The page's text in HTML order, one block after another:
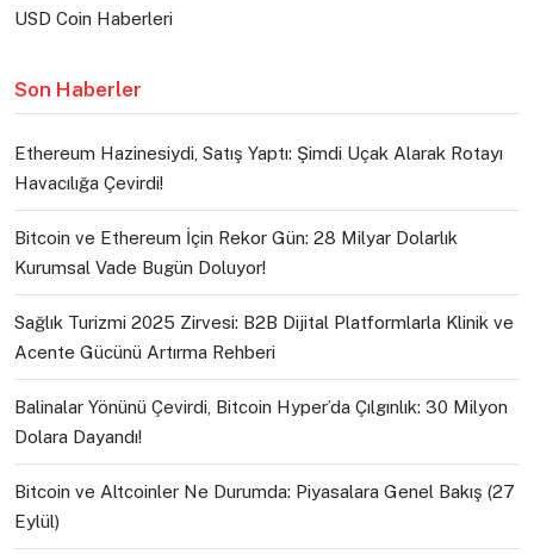
USD Coin Haberleri
Son Haberler
Ethereum Hazinesiydi, Satış Yaptı: Şimdi Uçak Alarak Rotayı
Havacılığa Çevirdi!
Bitcoin ve Ethereum İçin Rekor Gün: 28 Milyar Dolarlık
Kurumsal Vade Bugün Doluyor!
Sağlık Turizmi 2025 Zirvesi: B2B Dijital Platformlarla Klinik ve
Acente Gücünü Artırma Rehberi
Balinalar Yönünü Çevirdi, Bitcoin Hyper’da Çılgınlık: 30 Milyon
Dolara Dayandı!
Bitcoin ve Altcoinler Ne Durumda: Piyasalara Genel Bakış (27
Eylül)